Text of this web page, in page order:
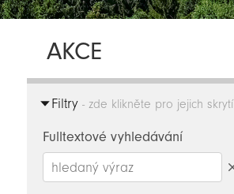
AKCE
Filtry- zde klikněte pro jejich skrytí
Fulltextové vyhledávání